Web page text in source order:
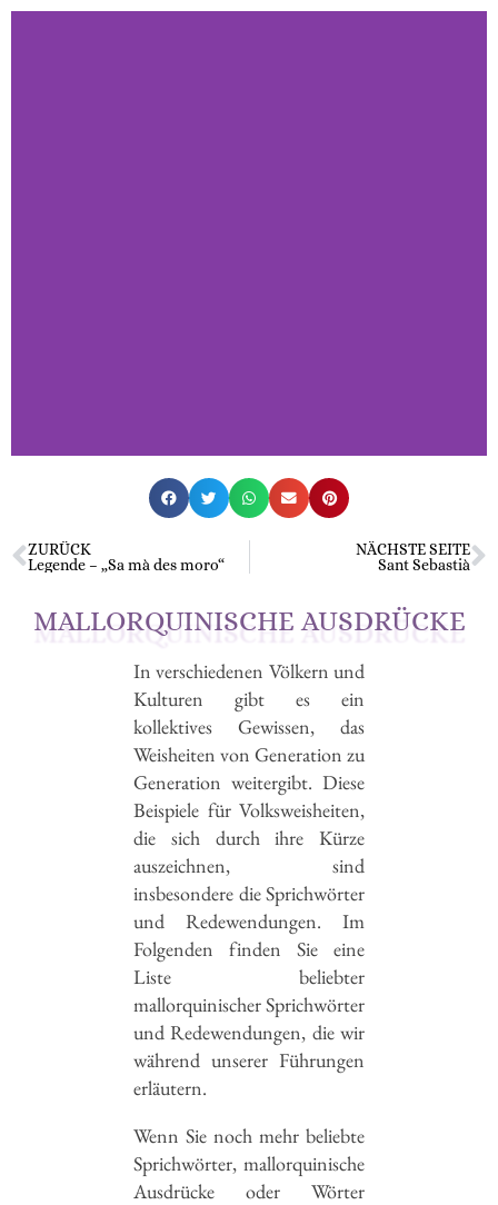
Mallorquinische
Ausdrücke
Herkunft und Geschichte
einiger mallorquinischer
Sprichwörter
Zurück zu Blog
ZURÜCK
Legende – „Sa mà des moro“
NÄCHSTE SEITE
Sant Sebastià
MALLORQUINISCHE AUSDRÜCKE
In verschiedenen Völkern und
Kulturen gibt es ein
kollektives Gewissen, das
Weisheiten von Generation zu
Generation weitergibt. Diese
Beispiele für Volksweisheiten,
die sich durch ihre Kürze
auszeichnen, sind
insbesondere die Sprichwörter
und Redewendungen. Im
Folgenden finden Sie eine
Liste beliebter
mallorquinischer Sprichwörter
und Redewendungen, die wir
während unserer Führungen
erläutern.
Wenn Sie noch mehr beliebte
Sprichwörter, mallorquinische
Ausdrücke oder Wörter